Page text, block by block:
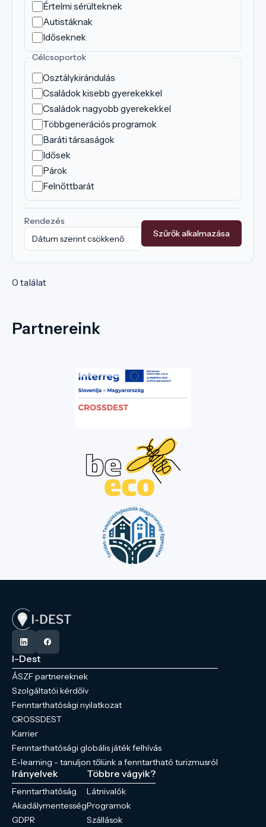
Értelmi sérülteknek
Autistáknak
Időseknek
Célcsoportok
Osztálykirándulás
Családok kisebb gyerekekkel
Családok nagyobb gyerekekkel
Többgenerációs programok
Baráti társaságok
Idősek
Párok
Felnőttbarát
Rendezés
Szűrők alkalmazása
0 találat
Partnereink
I-Dest
ÁSZF partnereknek
Szolgáltatói kérdőív
Fenntarthatósági nyilatkozat
CROSSDEST
Karrier
Fenntarthatósági globális játék felhívás
E-learning - tanuljon tőlünk a fenntartható turizmusról
Irányelvek
Fenntarthatóság
Akadálymentesség
GDPR
Többre vágyik?
Látnivalók
Programok
Szállások